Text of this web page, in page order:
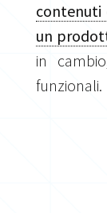
contenuti
un
in
funzionali.